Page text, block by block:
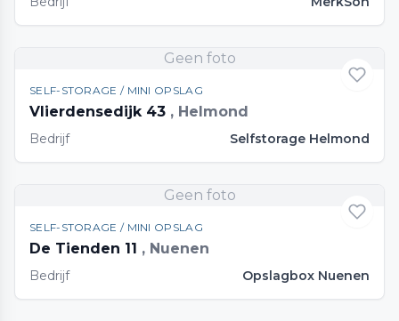
Geen foto
SELF-STORAGE / MINI OPSLAG
Vlierdensedijk 43 , Helmond
Bedrijf Selfstorage Helmond
Geen foto
SELF-STORAGE / MINI OPSLAG
De Tienden 11 , Nuenen
Bedrijf Opslagbox Nuenen